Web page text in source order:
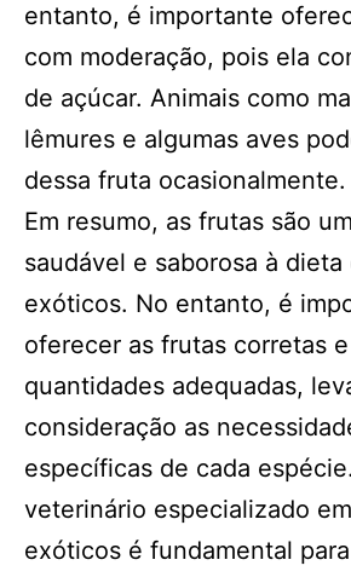
entanto, é importante
com moderação, pois ela
de açúcar. Animais como
lêmures e algumas aves
dessa fruta ocasionalmente.
Em resumo, as frutas são
saudável e saborosa à dieta
exóticos. No entanto, é
oferecer as frutas corretas
quantidades adequadas,
consideração as
específicas de cada
veterinário especializado
exóticos é fundamental